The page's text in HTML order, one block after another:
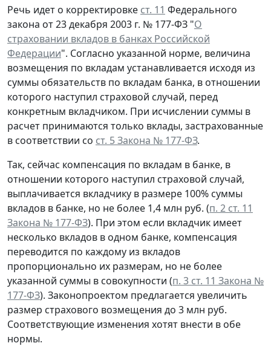
Речь идет о корректировке ст. 11 Федерального
закона от 23 декабря 2003 г. № 177-ФЗ "О
страховании вкладов в банках Российской
Федерации". Согласно указанной норме, величина
возмещения по вкладам устанавливается исходя из
суммы обязательств по вкладам банка, в отношении
которого наступил страховой случай, перед
конкретным вкладчиком. При исчислении суммы в
расчет принимаются только вклады, застрахованные
в соответствии со ст. 5 Закона № 177-ФЗ.
Так, сейчас компенсация по вкладам в банке, в
отношении которого наступил страховой случай,
выплачивается вкладчику в размере 100% суммы
вкладов в банке, но не более 1,4 млн руб. (п. 2 ст. 11
Закона № 177-ФЗ). При этом если вкладчик имеет
несколько вкладов в одном банке, компенсация
переводится по каждому из вкладов
пропорционально их размерам, но не более
указанной суммы в совокупности (п. 3 ст. 11 Закона №
177-ФЗ). Законопроектом предлагается увеличить
размер страхового возмещения до 3 млн руб.
Соответствующие изменения хотят внести в обе
нормы.